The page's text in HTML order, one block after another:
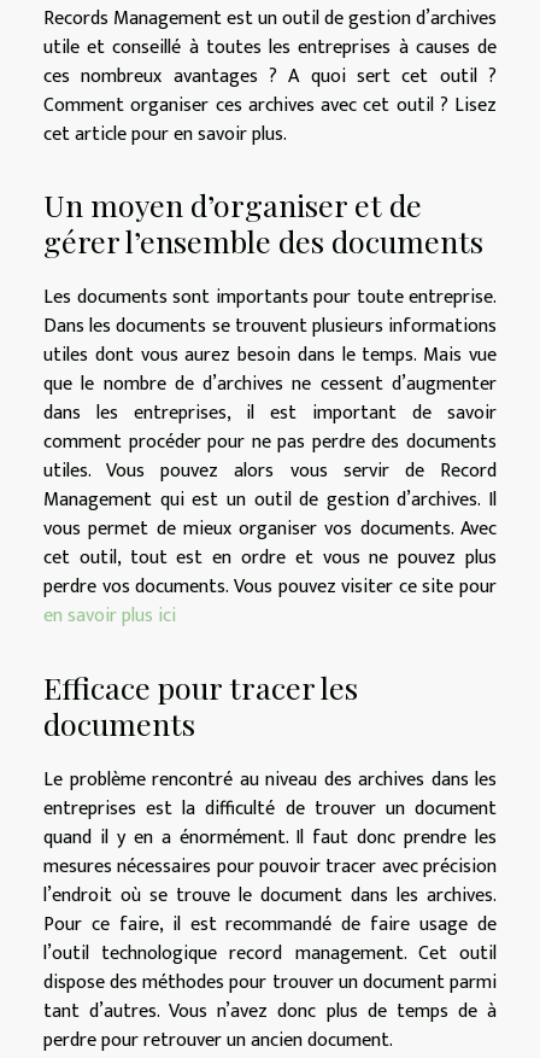
Records Management est un outil de gestion d’archives
utile et conseillé à toutes les entreprises à causes de
ces nombreux avantages ? A quoi sert cet outil ?
Comment organiser ces archives avec cet outil ? Lisez
cet article pour en savoir plus.
Un moyen d’organiser et de
gérer l’ensemble des documents
Les documents sont importants pour toute entreprise.
Dans les documents se trouvent plusieurs informations
utiles dont vous aurez besoin dans le temps. Mais vue
que le nombre de d’archives ne cessent d’augmenter
dans les entreprises, il est important de savoir
comment procéder pour ne pas perdre des documents
utiles. Vous pouvez alors vous servir de Record
Management qui est un outil de gestion d’archives. Il
vous permet de mieux organiser vos documents. Avec
cet outil, tout est en ordre et vous ne pouvez plus
perdre vos documents. Vous pouvez visiter ce site pour
en savoir plus ici
Efficace pour tracer les
documents
Le problème rencontré au niveau des archives dans les
entreprises est la difficulté de trouver un document
quand il y en a énormément. Il faut donc prendre les
mesures nécessaires pour pouvoir tracer avec précision
l’endroit où se trouve le document dans les archives.
Pour ce faire, il est recommandé de faire usage de
l’outil technologique record management. Cet outil
dispose des méthodes pour trouver un document parmi
tant d’autres. Vous n’avez donc plus de temps de à
perdre pour retrouver un ancien document.